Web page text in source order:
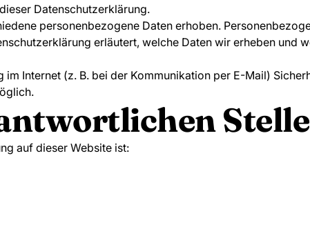
Datenschutzerklärung.
personenbezogene Daten erhoben.
erläutert, welche Daten wir erheben und
Internet (z. B. bei der Kommunikation per E-Mail)
Stelle
auf dieser Website ist: